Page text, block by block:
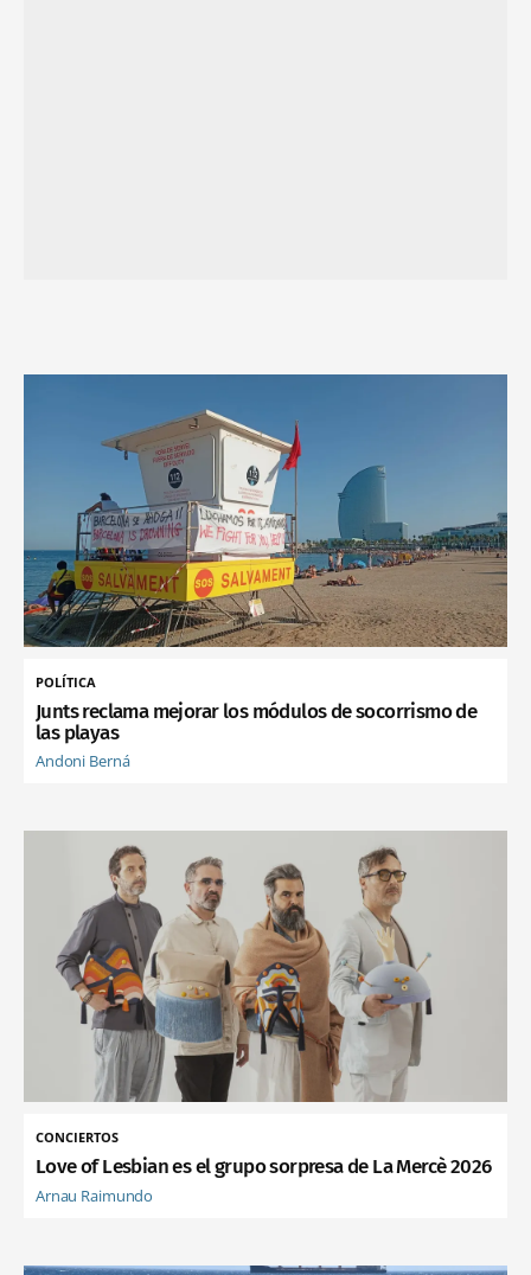
POLÍTICA
Junts reclama mejorar los módulos de socorrismo de
las playas
Andoni Berná
CONCIERTOS
Love of Lesbian es el grupo sorpresa de La Mercè 2026
Arnau Raimundo